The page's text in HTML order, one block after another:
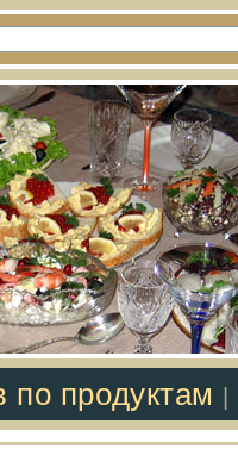
по продуктам